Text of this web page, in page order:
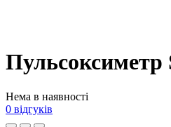
Пульсоксиметр
Нема в наявності
0 відгуків